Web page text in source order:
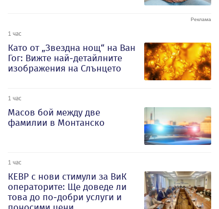
1 час
Като от „Звездна нощ“ на Ван
Гог: Вижте най-детайлните
изображения на Слънцето
1 час
Масов бой между две
фамилии в Монтанско
1 час
КЕВР с нови стимули за ВиК
операторите: Ще доведе ли
това до по-добри услуги и